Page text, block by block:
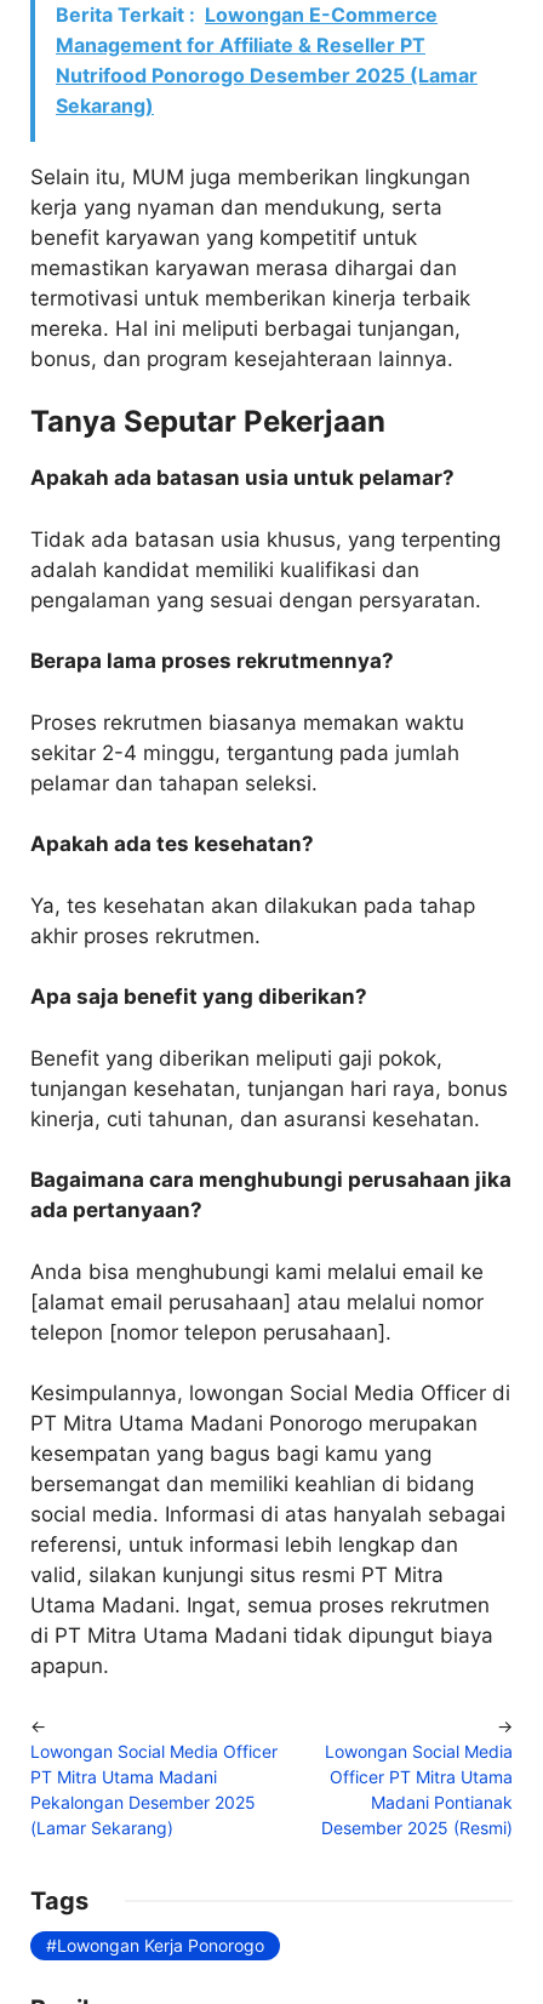
Berita Terkait : Lowongan E-Commerce
Management for Affiliate & Reseller PT
Nutrifood Ponorogo Desember 2025 (Lamar
Sekarang)
Selain itu, MUM juga memberikan lingkungan
kerja yang nyaman dan mendukung, serta
benefit karyawan yang kompetitif untuk
memastikan karyawan merasa dihargai dan
termotivasi untuk memberikan kinerja terbaik
mereka. Hal ini meliputi berbagai tunjangan,
bonus, dan program kesejahteraan lainnya.
Tanya Seputar Pekerjaan
Apakah ada batasan usia untuk pelamar?
Tidak ada batasan usia khusus, yang terpenting
adalah kandidat memiliki kualifikasi dan
pengalaman yang sesuai dengan persyaratan.
Berapa lama proses rekrutmennya?
Proses rekrutmen biasanya memakan waktu
sekitar 2-4 minggu, tergantung pada jumlah
pelamar dan tahapan seleksi.
Apakah ada tes kesehatan?
Ya, tes kesehatan akan dilakukan pada tahap
akhir proses rekrutmen.
Apa saja benefit yang diberikan?
Benefit yang diberikan meliputi gaji pokok,
tunjangan kesehatan, tunjangan hari raya, bonus
kinerja, cuti tahunan, dan asuransi kesehatan.
Bagaimana cara menghubungi perusahaan jika
ada pertanyaan?
Anda bisa menghubungi kami melalui email ke
[alamat email perusahaan] atau melalui nomor
telepon [nomor telepon perusahaan].
Kesimpulannya, lowongan Social Media Officer di
PT Mitra Utama Madani Ponorogo merupakan
kesempatan yang bagus bagi kamu yang
bersemangat dan memiliki keahlian di bidang
social media. Informasi di atas hanyalah sebagai
referensi, untuk informasi lebih lengkap dan
valid, silakan kunjungi situs resmi PT Mitra
Utama Madani. Ingat, semua proses rekrutmen
di PT Mitra Utama Madani tidak dipungut biaya
apapun.
←
Lowongan Social Media Officer
PT Mitra Utama Madani
Pekalongan Desember 2025
(Lamar Sekarang)
Lowongan Social Media
Officer PT Mitra Utama
Madani Pontianak
Desember 2025 (Resmi)
→
Tags
Lowongan Kerja Ponorogo